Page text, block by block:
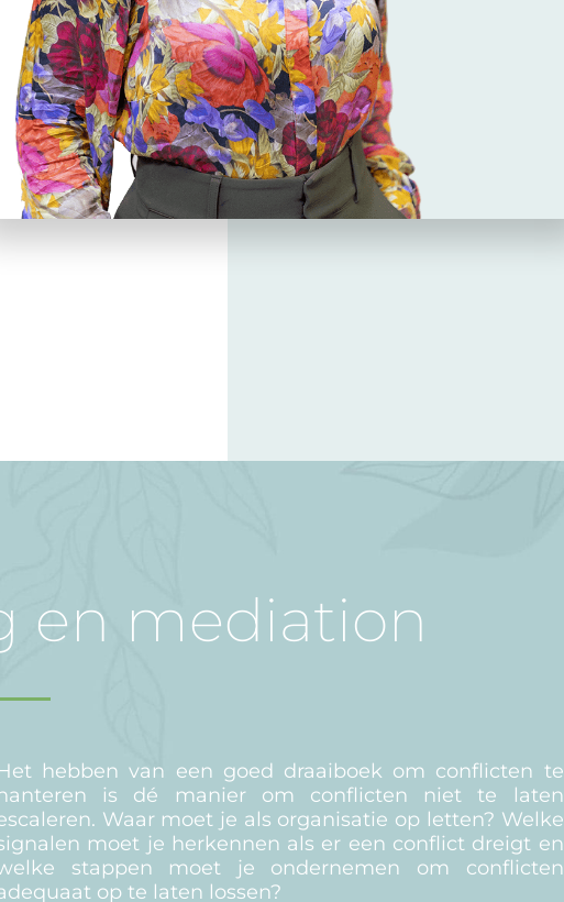
en mediation
hebben van een goed draaiboek om conflicten te
is dé manier om conflicten niet te laten
Waar moet je als organisatie op letten? Welke
moet je herkennen als er een conflict dreigt en
stappen moet je ondernemen om conflicten
op te laten lossen?